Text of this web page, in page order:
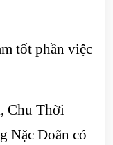
tốt phần việc
Chu Thời
Nặc Doãn có